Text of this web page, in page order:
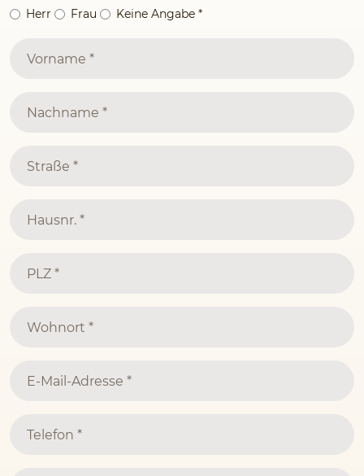
Herr Frau Keine Angabe *